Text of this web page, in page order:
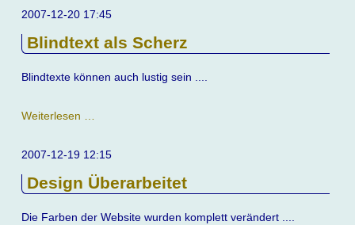
2007-12-20 17:45
Blindtext als Scherz
Blindtexte können auch lustig sein ....
Weiterlesen …
Scherz
2007-12-19 12:15
Design Überarbeitet
Die Farben der Website wurden komplett verändert ....